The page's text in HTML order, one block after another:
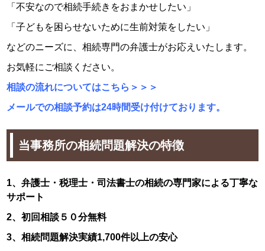
「不安なので相続手続きをおまかせしたい」
「子どもを困らせないために生前対策をしたい」
などのニーズに、相続専門の弁護士がお応えいたします。
お気軽にご相談ください。
相談の流れについてはこちら＞＞＞
メールでの相談予約は24時間受け付けております。
当事務所の相続問題解決の特徴
1、弁護士・税理士・司法書士の相続の専門家による丁寧な
サポート
2、初回相談５０分無料
3、相続問題解決実績1,700件以上の安心